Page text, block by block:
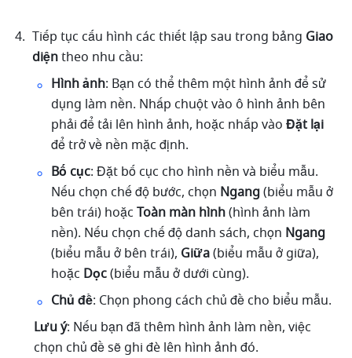
Tiếp tục cấu hình các thiết lập sau trong bảng Giao
diện theo nhu cầu:
Hình ảnh: Bạn có thể thêm một hình ảnh để sử
dụng làm nền. Nhấp chuột vào ô hình ảnh bên
phải để tải lên hình ảnh, hoặc nhấp vào Đặt lại
để trở về nền mặc định.
Bố cục: Đặt bố cục cho hình nền và biểu mẫu.
Nếu chọn chế độ bước, chọn Ngang (biểu mẫu ở
bên trái) hoặc Toàn màn hình (hình ảnh làm
nền). Nếu chọn chế độ danh sách, chọn Ngang
(biểu mẫu ở bên trái), Giữa (biểu mẫu ở giữa),
hoặc Dọc (biểu mẫu ở dưới cùng).
Chủ đề: Chọn phong cách chủ đề cho biểu mẫu.
Lưu ý: Nếu bạn đã thêm hình ảnh làm nền, việc
chọn chủ đề sẽ ghi đè lên hình ảnh đó.